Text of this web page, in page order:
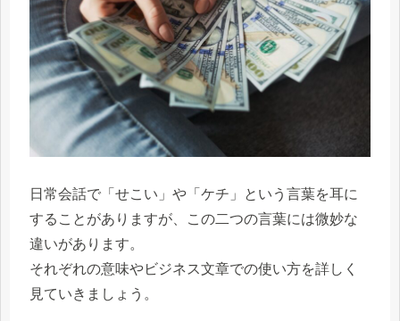
日常会話で「せこい」や「ケチ」という言葉を耳に
することがありますが、この二つの言葉には微妙な
違いがあります。
それぞれの意味やビジネス文章での使い方を詳しく
見ていきましょう。